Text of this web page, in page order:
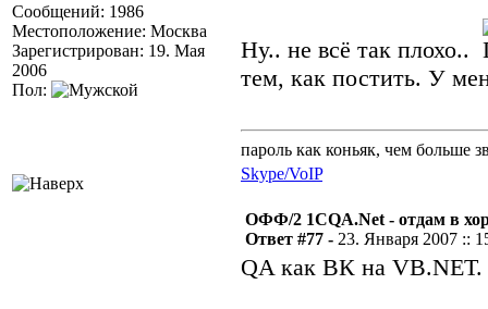
Сообщений: 1986
Местоположение: Москва
Зарегистрирован: 19. Мая
2006
Пол:
Ну.. не всё так плохо..
тем, как постить. У
пароль как коньяк, чем больше
Skype/VoIP
ОФФ/2 1CQA.Net - отдам в
Ответ #77 - 23. Января 2007 ::
QA как ВК на VB.NET.